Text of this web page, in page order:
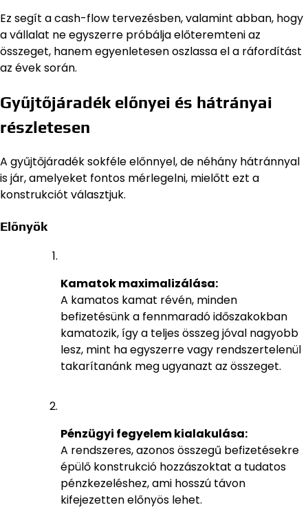
Ez segít a cash-flow tervezésben, valamint abban, hogy
a vállalat ne egyszerre próbálja előteremteni az
összeget, hanem egyenletesen oszlassa el a ráfordítást
az évek során.
Gyűjtőjáradék előnyei és hátrányai
részletesen
A gyűjtőjáradék sokféle előnnyel, de néhány hátránnyal
is jár, amelyeket fontos mérlegelni, mielőtt ezt a
konstrukciót választjuk.
Előnyök
Kamatok maximalizálása:
A kamatos kamat révén, minden
befizetésünk a fennmaradó időszakokban
kamatozik, így a teljes összeg jóval nagyobb
lesz, mint ha egyszerre vagy rendszertelenül
takarítanánk meg ugyanazt az összeget.
Pénzügyi fegyelem kialakulása:
A rendszeres, azonos összegű befizetésekre
épülő konstrukció hozzászoktat a tudatos
pénzkezeléshez, ami hosszú távon
kifejezetten előnyös lehet.